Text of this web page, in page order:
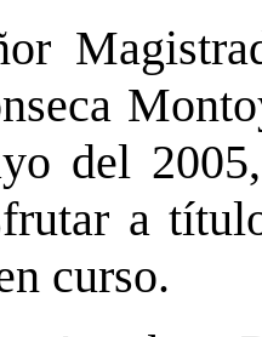
del
a
curso.